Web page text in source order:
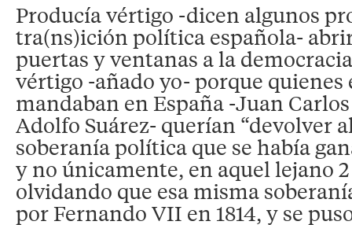
Producía vértigo -dicen algunos
tra(ns)ición política española-
puertas y ventanas a la
vértigo -añado yo- porque quienes
mandaban en España -Juan
Adolfo Suárez- querían “devolver
soberanía política que se había
y no únicamente, en aquel lejano 2
olvidando que esa misma
por Fernando VII en 1814, y se